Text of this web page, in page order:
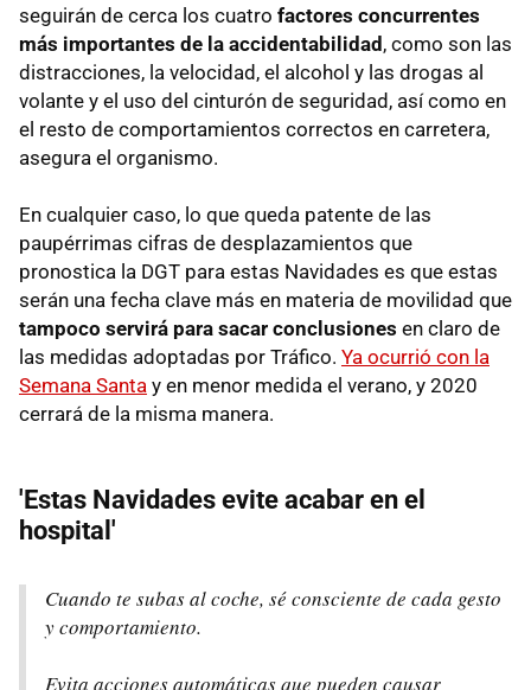
seguirán de cerca los cuatro factores concurrentes
más importantes de la accidentabilidad, como son las
distracciones, la velocidad, el alcohol y las drogas al
volante y el uso del cinturón de seguridad, así como en
el resto de comportamientos correctos en carretera,
asegura el organismo.
En cualquier caso, lo que queda patente de las
paupérrimas cifras de desplazamientos que
pronostica la DGT para estas Navidades es que estas
serán una fecha clave más en materia de movilidad que
tampoco servirá para sacar conclusiones en claro de
las medidas adoptadas por Tráfico. Ya ocurrió con la
Semana Santa y en menor medida el verano, y 2020
cerrará de la misma manera.
'Estas Navidades evite acabar en el
hospital'
Cuando te subas al coche, sé consciente de cada gesto
y comportamiento.
Evita acciones automáticas que pueden causar